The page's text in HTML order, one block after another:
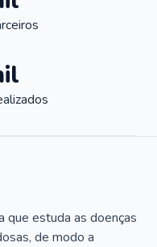
que estuda as doenças
de modo a